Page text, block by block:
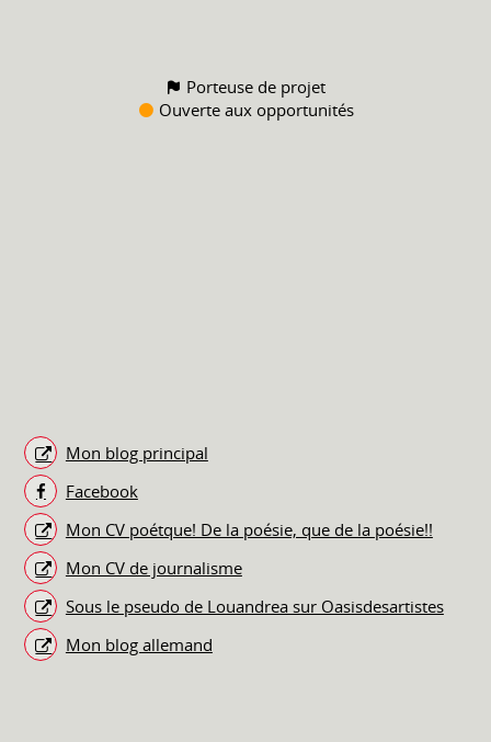
Porteuse de projet
Ouverte aux opportunités
Mon blog principal
Facebook
Mon CV poétque! De la poésie, que de la poésie!!
Mon CV de journalisme
Sous le pseudo de Louandrea sur Oasisdesartistes
Mon blog allemand